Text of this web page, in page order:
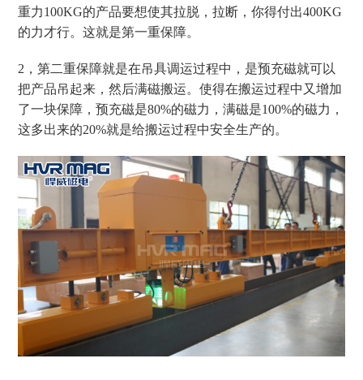
重力100KG的产品要想使其拉脱，拉断，你得付出400KG
的力才行。这就是第一重保障。
2，第二重保障就是在吊具调运过程中，是预充磁就可以
把产品吊起来，然后满磁搬运。使得在搬运过程中又增加
了一块保障，预充磁是80%的磁力，满磁是100%的磁力，
这多出来的20%就是给搬运过程中安全生产的。